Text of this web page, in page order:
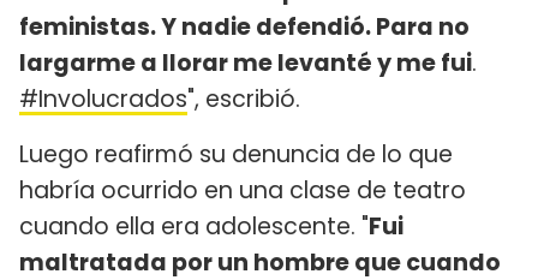
feministas. Y nadie defendió. Para no
largarme a llorar me levanté y me fui.
#Involucrados", escribió.
Luego reafirmó su denuncia de lo que
habría ocurrido en una clase de teatro
cuando ella era adolescente. "Fui
maltratada por un hombre que cuando